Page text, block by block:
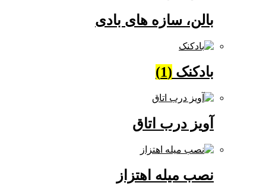
بالن، سازه های بادی
آویز درب اتاق
نصب میله اهتزاز